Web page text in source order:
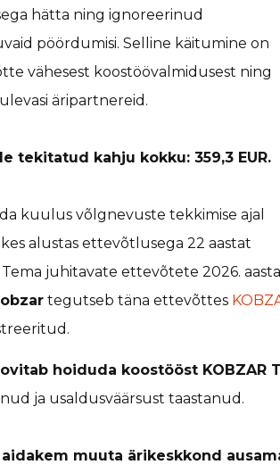
hätta ning ignoreerinud
pöördumisi. Selline käitumine on
vähesest koostöövalmidusest ning
äripartnereid.
tekitatud kahju kokku: 359,3 EUR.
kuulus võlgnevuste tekkimise ajal
kes alustas ettevõtlusega 22 aastat
Tema juhitavate ettevõtete 2026.
tegutseb täna ettevõttes
hoiduda koostööst KOBZAR
ja usaldusväärsust taastanud.
muuta ärikeskkond